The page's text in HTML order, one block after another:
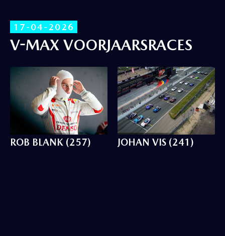
17-04-2026
V-MAX VOORJAARSRACES
ROB BLANK (257) JOHAN VIS (241)